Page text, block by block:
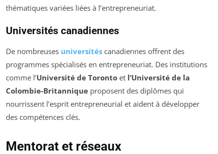
thématiques variées liées à l’entrepreneuriat.
Universités canadiennes
De nombreuses universités canadiennes offrent des
programmes spécialisés en entrepreneuriat. Des institutions
comme l’Université de Toronto et l’Université de la
Colombie-Britannique proposent des diplômes qui
nourrissent l’esprit entrepreneurial et aident à développer
des compétences clés.
Mentorat et réseaux